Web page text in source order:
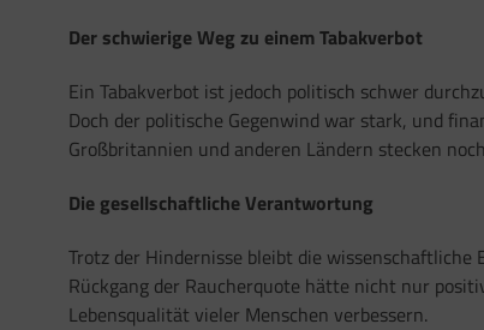
Der schwierige Weg zu einem Tabakverbot
Ein Tabakverbot ist jedoch politisch schwer
Doch der politische Gegenwind war stark, und
Großbritannien und anderen Ländern stecken
Die gesellschaftliche Verantwortung
Trotz der Hindernisse bleibt die
Rückgang der Raucherquote hätte nicht nur
Lebensqualität vieler Menschen verbessern.